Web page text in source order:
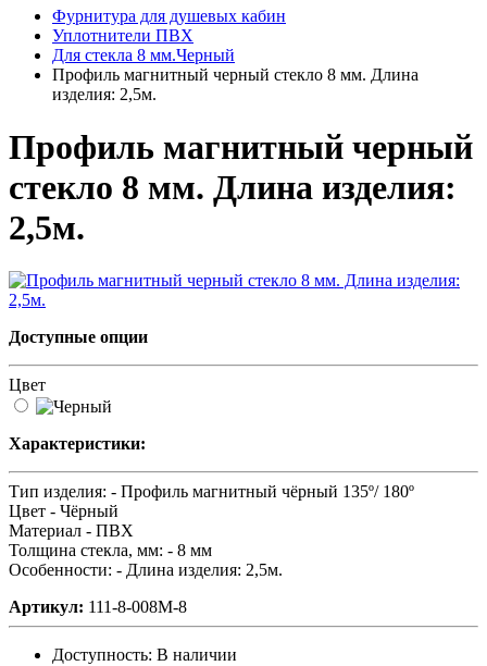
Фурнитура для душевых кабин
Уплотнители ПВХ
Для стекла 8 мм.Черный
Профиль магнитный черный стекло 8 мм. Длина
изделия: 2,5м.
Профиль магнитный черный
стекло 8 мм. Длина изделия:
2,5м.
Доступные опции
Цвет
Характеристики:
Тип изделия: - Профиль магнитный чёрный 135º/ 180º
Цвет - Чёрный
Материал - ПВХ
Толщина стекла, мм: - 8 мм
Особенности: - Длина изделия: 2,5м.
Артикул: 111-8-008М-8
Доступность: В наличии